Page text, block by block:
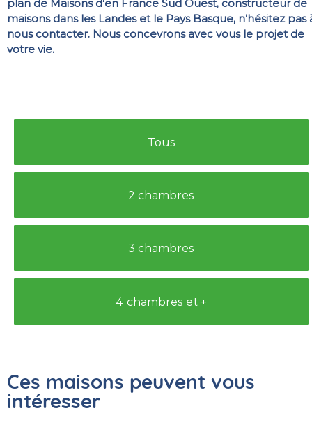
plan de Maisons d’en France Sud Ouest, constructeur de
maisons dans les Landes et le Pays Basque, n’hésitez pas
nous contacter. Nous concevrons avec vous le projet de
votre vie.
Tous
2 chambres
3 chambres
4 chambres et +
Ces maisons peuvent vous
intéresser